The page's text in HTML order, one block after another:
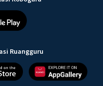
Ruangguru